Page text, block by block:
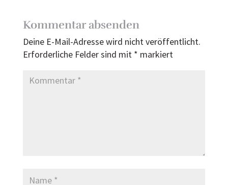
Kommentar absenden
Deine E-Mail-Adresse wird nicht veröffentlicht.
Erforderliche Felder sind mit * markiert